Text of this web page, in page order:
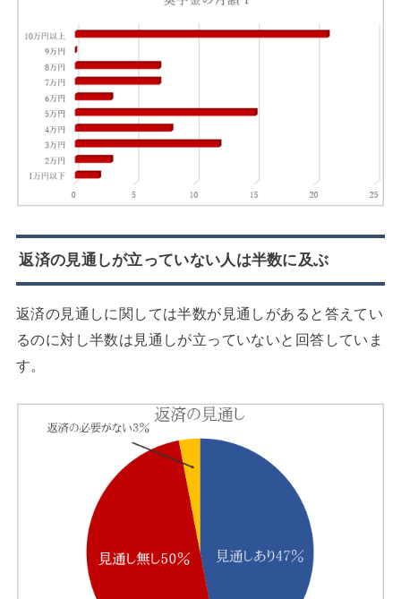
返済の見通しが立っていない人は半数に及ぶ
返済の見通しに関しては半数が見通しがあると答えてい
るのに対し半数は見通しが立っていないと回答していま
す。